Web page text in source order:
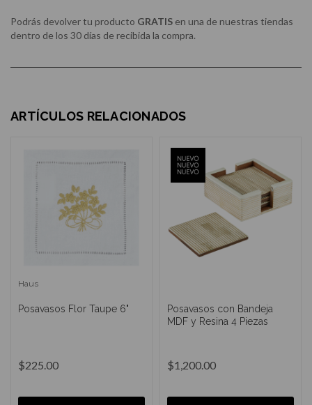
Podrás devolver tu producto GRATIS en una de nuestras tiendas
dentro de los 30 días de recibida la compra.
ARTÍCULOS RELACIONADOS
Haus
Posavasos Flor Taupe 6"
$225.00
Posavasos con Bandeja
MDF y Resina 4 Piezas
$1,200.00